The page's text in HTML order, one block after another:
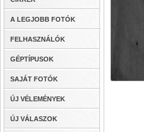
A LEGJOBB FOTÓK
FELHASZNÁLÓK
GÉPTÍPUSOK
SAJÁT FOTÓK
ÚJ VÉLEMÉNYEK
ÚJ VÁLASZOK